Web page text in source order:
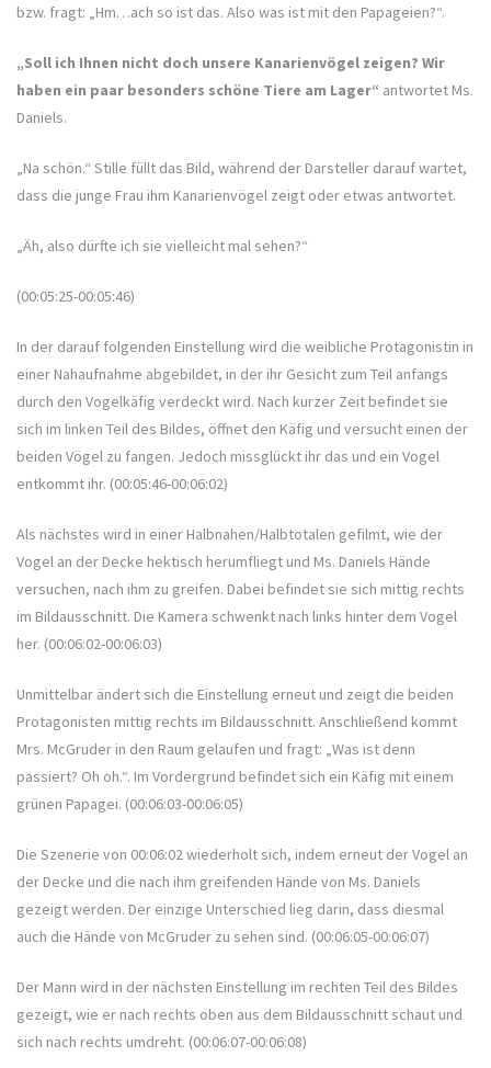
bzw. fragt: „Hm…ach so ist das. Also was ist mit den Papageien?“.
„Soll ich Ihnen nicht doch unsere Kanarienvögel zeigen? Wir
haben ein paar besonders schöne Tiere am Lager“ antwortet Ms.
Daniels.
„Na schön.“ Stille füllt das Bild, während der Darsteller darauf wartet,
dass die junge Frau ihm Kanarienvögel zeigt oder etwas antwortet.
„Äh, also dürfte ich sie vielleicht mal sehen?“
(00:05:25-00:05:46)
In der darauf folgenden Einstellung wird die weibliche Protagonistin in
einer Nahaufnahme abgebildet, in der ihr Gesicht zum Teil anfangs
durch den Vogelkäfig verdeckt wird. Nach kurzer Zeit befindet sie
sich im linken Teil des Bildes, öffnet den Käfig und versucht einen der
beiden Vögel zu fangen. Jedoch missglückt ihr das und ein Vogel
entkommt ihr. (00:05:46-00:06:02)
Als nächstes wird in einer Halbnahen/Halbtotalen gefilmt, wie der
Vogel an der Decke hektisch herumfliegt und Ms. Daniels Hände
versuchen, nach ihm zu greifen. Dabei befindet sie sich mittig rechts
im Bildausschnitt. Die Kamera schwenkt nach links hinter dem Vogel
her. (00:06:02-00:06:03)
Unmittelbar ändert sich die Einstellung erneut und zeigt die beiden
Protagonisten mittig rechts im Bildausschnitt. Anschließend kommt
Mrs. McGruder in den Raum gelaufen und fragt: „Was ist denn
passiert? Oh oh.“. Im Vordergrund befindet sich ein Käfig mit einem
grünen Papagei. (00:06:03-00:06:05)
Die Szenerie von 00:06:02 wiederholt sich, indem erneut der Vogel an
der Decke und die nach ihm greifenden Hände von Ms. Daniels
gezeigt werden. Der einzige Unterschied lieg darin, dass diesmal
auch die Hände von McGruder zu sehen sind. (00:06:05-00:06:07)
Der Mann wird in der nächsten Einstellung im rechten Teil des Bildes
gezeigt, wie er nach rechts oben aus dem Bildausschnitt schaut und
sich nach rechts umdreht. (00:06:07-00:06:08)